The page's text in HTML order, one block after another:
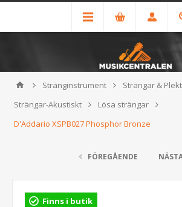
Stränginstrument
Strängar &
Strängar-Akustiskt
Lösa strängar
D'Addario XSPB027 Phosphor Bronze
FÖREGÅENDE
Finns i butik